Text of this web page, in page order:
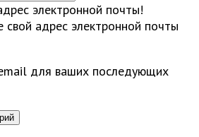
электронной почты!
свой адрес электронной почты
для ваших последующих